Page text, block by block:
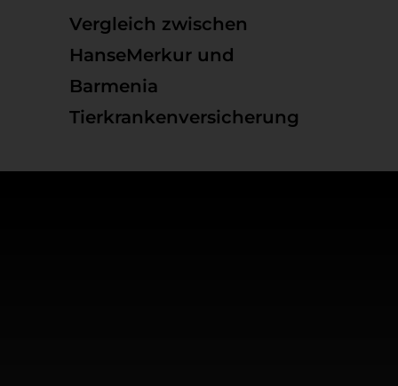
Vergleich zwischen
HanseMerkur und
Barmenia
Tierkrankenversicherung